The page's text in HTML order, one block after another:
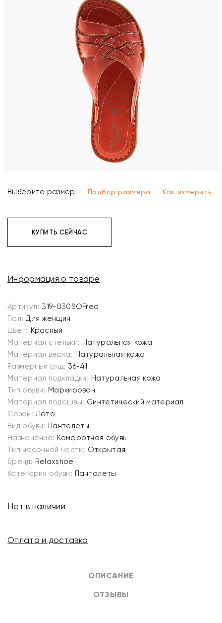
ОПИСАНИЕ
ОТЗЫВЫ
Выберите размер Подбор размера Как измерить
КУПИТЬ СЕЙЧАС
Информация о товаре
Артикул: 319-030SOFred
Пол: Для женщин
Цвет: Красный
Материал стельки: Натуральная кожа
Материал верха: Натуральная кожа
Размерный ряд: 36-41
Материал подкладки: Натуральная кожа
Тип обуви: Маркирован
Материал подошвы: Синтетический материал
Сезон: Лето
Вид обуви: Пантолеты
Назначение: Комфортная обувь
Тип носочной части: Открытая
Бренд: Relaxshoe
Категория обуви: Пантолеты
Нет в наличии
Оплата и доставка